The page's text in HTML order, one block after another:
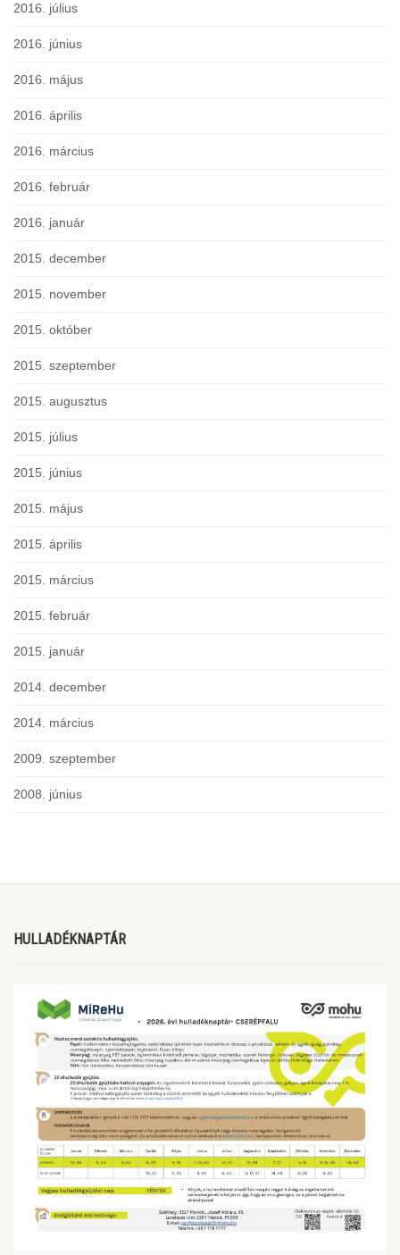
2016. július
2016. június
2016. május
2016. április
2016. március
2016. február
2016. január
2015. december
2015. november
2015. október
2015. szeptember
2015. augusztus
2015. július
2015. június
2015. május
2015. április
2015. március
2015. február
2015. január
2014. december
2014. március
2009. szeptember
2008. június
HULLADÉKNAPTÁR